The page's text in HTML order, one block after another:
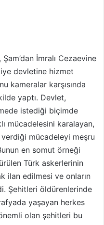
İmralı Cezaevine
devletine hizmet
kameralar karşısında
yaptı. Devlet,
istediği biçimde
mücadelesini karalayan,
mücadeleyi meşru
en somut örneği
Türk askerlerinin
ilan edilmesi ve onların
Şehitleri öldürenlerinde
yaşayan herkes
olan şehitleri bu